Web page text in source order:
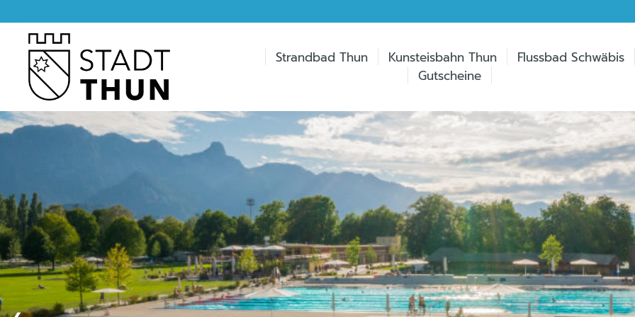
Strandbad Thun Kunsteisbahn Thun
Flussbad Schwäbis
Gutscheine